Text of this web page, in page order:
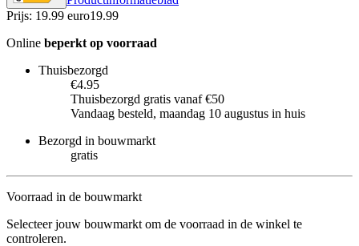
Prijs: 19.99 euro19.99
Online beperkt op voorraad
Thuisbezorgd
€4.95
Thuisbezorgd gratis vanaf €50
Vandaag besteld, maandag 10 augustus in huis
Bezorgd in bouwmarkt
gratis
Voorraad in de bouwmarkt
Selecteer jouw bouwmarkt om de voorraad in de winkel te
controleren.